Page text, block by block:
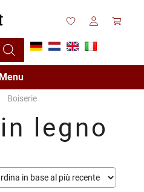
Menu
Boiserie
legno